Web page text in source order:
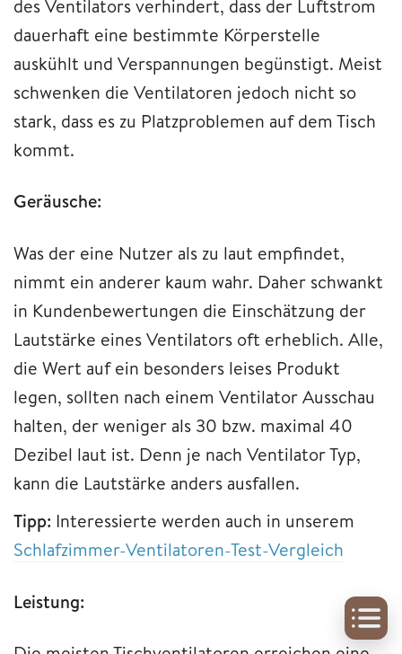
des Ventilators verhindert, dass der Luftstrom
dauerhaft eine bestimmte Körperstelle
auskühlt und Verspannungen begünstigt. Meist
schwenken die Ventilatoren jedoch nicht so
stark, dass es zu Platzproblemen auf dem Tisch
kommt.
Geräusche:
Was der eine Nutzer als zu laut empfindet,
nimmt ein anderer kaum wahr. Daher schwankt
in Kundenbewertungen die Einschätzung der
Lautstärke eines Ventilators oft erheblich. Alle,
die Wert auf ein besonders leises Produkt
legen, sollten nach einem Ventilator Ausschau
halten, der weniger als 30 bzw. maximal 40
Dezibel laut ist. Denn je nach Ventilator Typ,
kann die Lautstärke anders ausfallen.
Tipp: Interessierte werden auch in unserem
Schlafzimmer-Ventilatoren-Test-Vergleich
Leistung: